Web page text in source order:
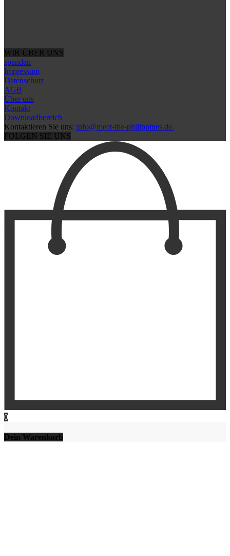
WIR ÜBER UNS
spenden
Impressum
Datenschutz
AGB
Über uns
Kontakt
Downloadbereich
Kontaktieren Sie uns: info@meet-the-philippines.de.
FOLGEN SIE UNS
0
Dein Warenkorb